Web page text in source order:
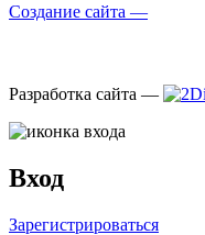
Создание сайта —
Разработка сайта —
Вход
Зарегистрироваться